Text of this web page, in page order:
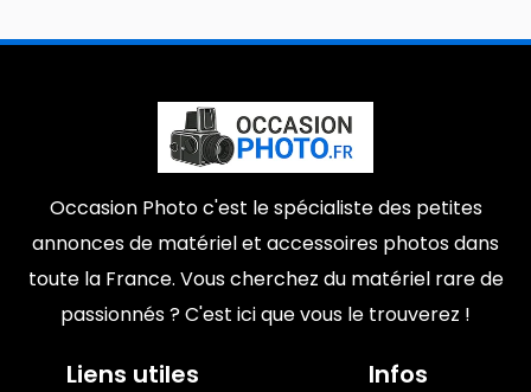
Occasion Photo c'est le spécialiste des petites
annonces de matériel et accessoires photos dans
toute la France. Vous cherchez du matériel rare de
passionnés ? C'est ici que vous le trouverez !
Liens utiles Infos